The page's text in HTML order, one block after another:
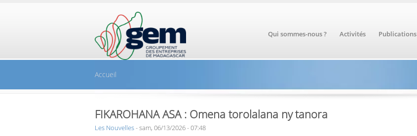
Qui sommes-nous ? Activités Publications
Accueil
FIKAROHANA ASA : Omena torolalana ny tanora
Les Nouvelles-sam, 06/13/2026 - 07:48